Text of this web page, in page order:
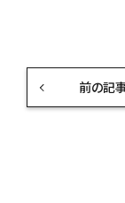
前の記